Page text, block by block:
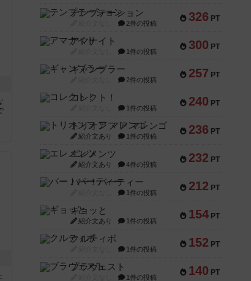
326 PT
テンプテーション
2件の投稿
300 PT
アマナイト
1件の投稿
257 PT
ギャンブラー
2件の投稿
240 PT
コレクト！
1件の投稿
236 PT
トリオンフ ア マレンゴ
紹介文あり 1件の投稿
232 PT
エレメンツ
紹介文あり 4件の投稿
212 PT
バー！パーティー
1件の投稿
154 PT
ギョッと
紹介文あり 1件の投稿
152 PT
クルティボ
1件の投稿
140 PT
ブラヴェスト
1件の投稿